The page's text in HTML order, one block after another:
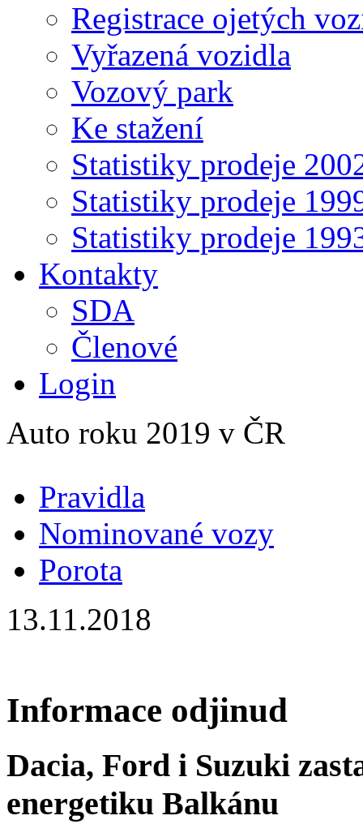
Registrace ojetých
Vyřazená vozidla
Vozový park
Ke stažení
Statistiky prodeje
Statistiky prodeje
Statistiky prodeje
Kontakty
SDA
Členové
Login
Auto roku 2019 v ČR
Pravidla
Nominované vozy
Porota
13.11.2018
Informace odjinud
Dacia, Ford i Suzuki
energetiku Balkánu